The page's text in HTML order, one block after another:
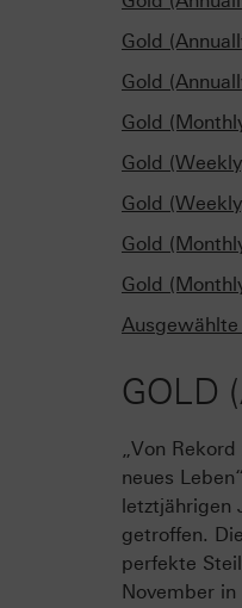
Gold
Gold
Gold
Gold
Gold
Gold
Gold
Ausgewählte
GOLD
„Von
neues
letztjährigen
getroffen.
perfekte
November in